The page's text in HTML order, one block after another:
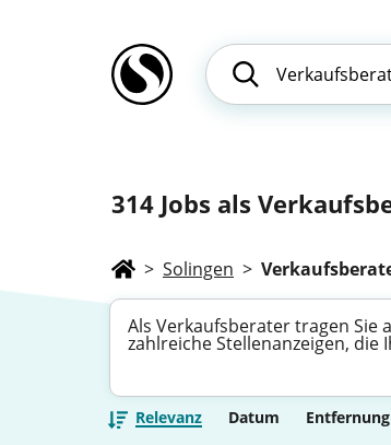
314 Jobs als
> Solingen >
Als Verkaufsberater tragen Sie
zahlreiche Stellenanzeigen,
Relevanz Datum Entfernung